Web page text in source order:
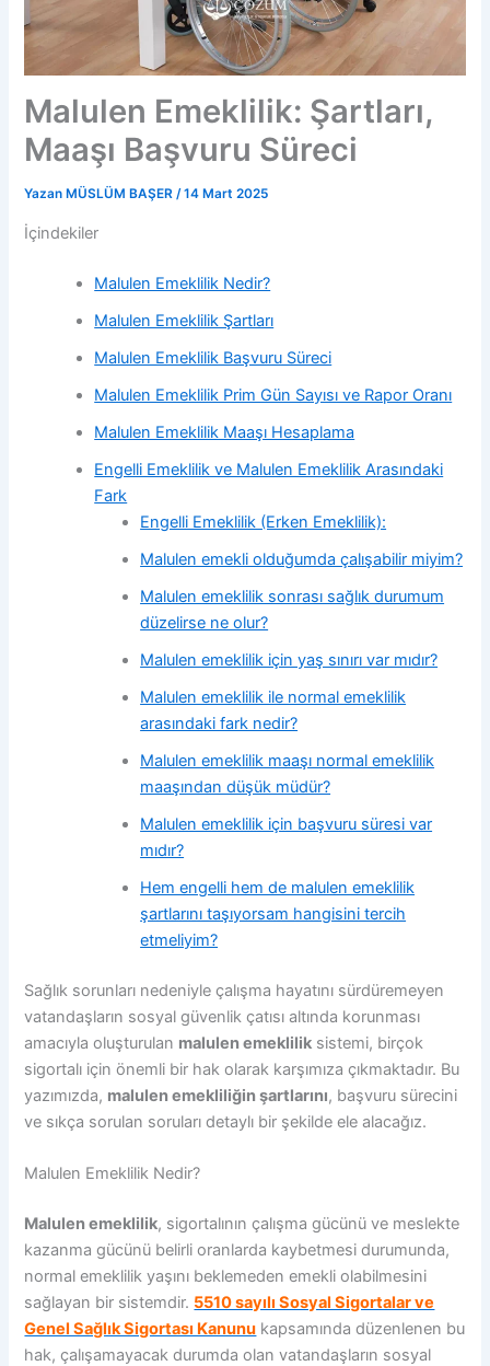
Malulen Emeklilik: Şartları,
Maaşı Başvuru Süreci
Yazan MÜSLÜM BAŞER/14 Mart 2025
İçindekiler
Malulen Emeklilik Nedir?
Malulen Emeklilik Şartları
Malulen Emeklilik Başvuru Süreci
Malulen Emeklilik Prim Gün Sayısı ve Rapor Oranı
Malulen Emeklilik Maaşı Hesaplama
Engelli Emeklilik ve Malulen Emeklilik Arasındaki
Fark
Engelli Emeklilik (Erken Emeklilik):
Malulen emekli olduğumda çalışabilir miyim?
Malulen emeklilik sonrası sağlık durumum
düzelirse ne olur?
Malulen emeklilik için yaş sınırı var mıdır?
Malulen emeklilik ile normal emeklilik
arasındaki fark nedir?
Malulen emeklilik maaşı normal emeklilik
maaşından düşük müdür?
Malulen emeklilik için başvuru süresi var
mıdır?
Hem engelli hem de malulen emeklilik
şartlarını taşıyorsam hangisini tercih
etmeliyim?
Sağlık sorunları nedeniyle çalışma hayatını sürdüremeyen
vatandaşların sosyal güvenlik çatısı altında korunması
amacıyla oluşturulan malulen emeklilik sistemi, birçok
sigortalı için önemli bir hak olarak karşımıza çıkmaktadır. Bu
yazımızda, malulen emekliliğin şartlarını, başvuru sürecini
ve sıkça sorulan soruları detaylı bir şekilde ele alacağız.
Malulen Emeklilik Nedir?
Malulen emeklilik, sigortalının çalışma gücünü ve meslekte
kazanma gücünü belirli oranlarda kaybetmesi durumunda,
normal emeklilik yaşını beklemeden emekli olabilmesini
sağlayan bir sistemdir. 5510 sayılı Sosyal Sigortalar ve
Genel Sağlık Sigortası Kanunu kapsamında düzenlenen bu
hak, çalışamayacak durumda olan vatandaşların sosyal